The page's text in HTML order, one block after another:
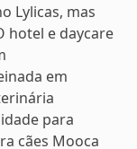
Lylicas, mas
hotel e daycare
em
para
cães Mooca